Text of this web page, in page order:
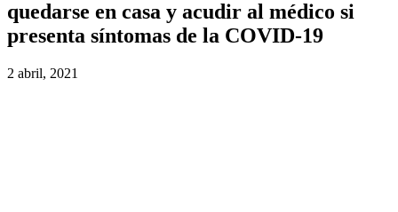
quedarse en casa y acudir al médico si
presenta síntomas de la COVID-19
2 abril, 2021